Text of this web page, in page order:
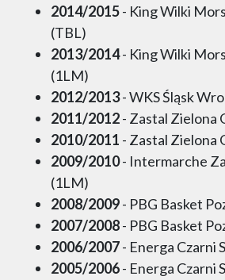
2014/2015- King Wilki
(TBL)
2013/2014- King Wilki
(1LM)
2012/2013- WKS Śląsk
2011/2012- Zastal Zielona
2010/2011 - Zastal Zielona
2009/2010- Intermarche
(1LM)
2008/2009- PBG Basket
2007/2008- PBG Basket
2006/2007- Energa Czarni
2005/2006- Energa Czarni